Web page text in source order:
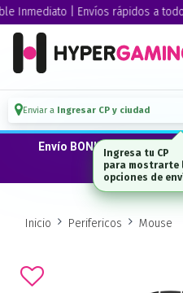
| Envíos rápidos a todo
Enviar a Ingresar CP y ciudad
Envío BONIFICADO a
desde
Inicio Perifericos Mouse